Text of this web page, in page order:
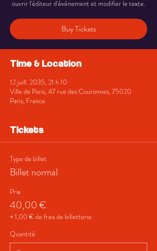
ouvrir l'éditeur d'événement et modifier le texte.
Buy Tickets
Time & Location
12 juill. 2035, 21 h 10
Ville de Paris, 47 rue des Couronnes, 75020
Paris, France
Tickets
Type de billet
Billet normal
Prix
40,00 €
+ 1,00 € de frais de billetterie
Quantité